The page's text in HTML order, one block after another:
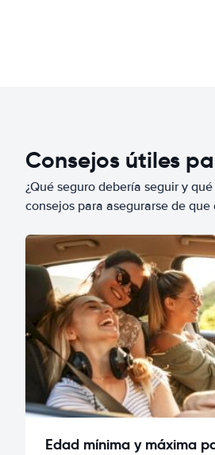
Consejos útiles
¿Qué seguro debería seguir y
consejos para asegurarse de
Edad mínima y máxima